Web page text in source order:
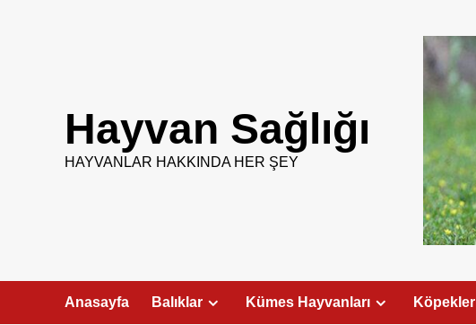
Hayvan Sağlığı
HAYVANLAR HAKKINDA HER ŞEY
Anasayfa Balıklar Kümes Hayvanları Köpekler